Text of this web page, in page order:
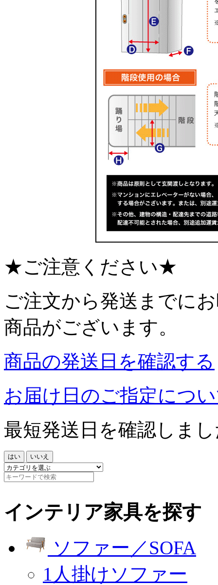
★ご注意ください★
ご注文から発送までに
商品がございます。
商品の発送日を確認する
お届け日のご指定につ
最短発送日を確認しま
はい いいえ
インテリア家具を探す
ソファー／SOFA
1人掛けソファー